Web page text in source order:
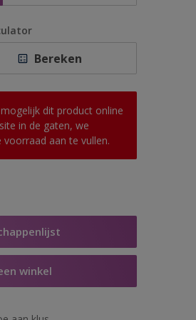
Bereken
dit product online
in de gaten, we
aan te vullen.
winkel